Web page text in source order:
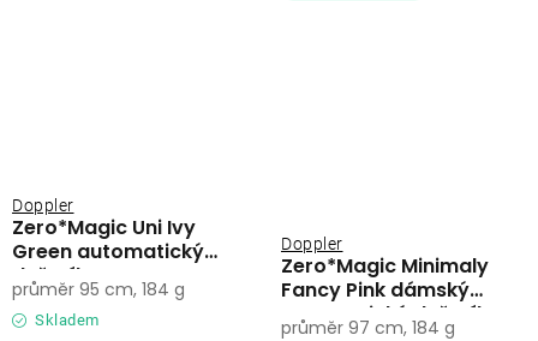
Zero*Magic Uni Ivy
Green automatický
deštník
Doppler
Skladem
průměr 95 cm, 184 g
Zero*Magic Minimaly
Fancy Pink dámský
automatický deštník
Doppler
průměr 97 cm, 184 g